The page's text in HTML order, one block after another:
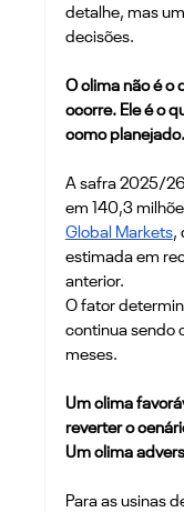
detalhe, mas
decisões.
O clima não é o
ocorre. Ele é o
como planejado.
A safra 2025/
em 140,3
Global Markets,
estimada em
anterior.
O fator
continua sendo
meses.
Um clima
reverter o
Um clima
Para as usinas